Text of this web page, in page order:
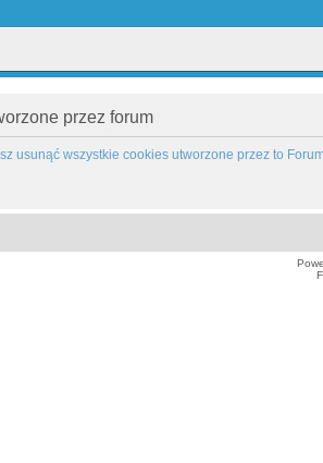
przez forum
usunąć wszystkie cookies utworzone przez to